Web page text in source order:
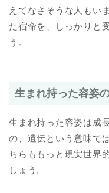
えてなさそうな人もい
た宿命を、しっかりと
う。
生まれ持った容姿
生まれ持った容姿は成
の、遺伝という意味で
ちらももっと現実世界
しょう。